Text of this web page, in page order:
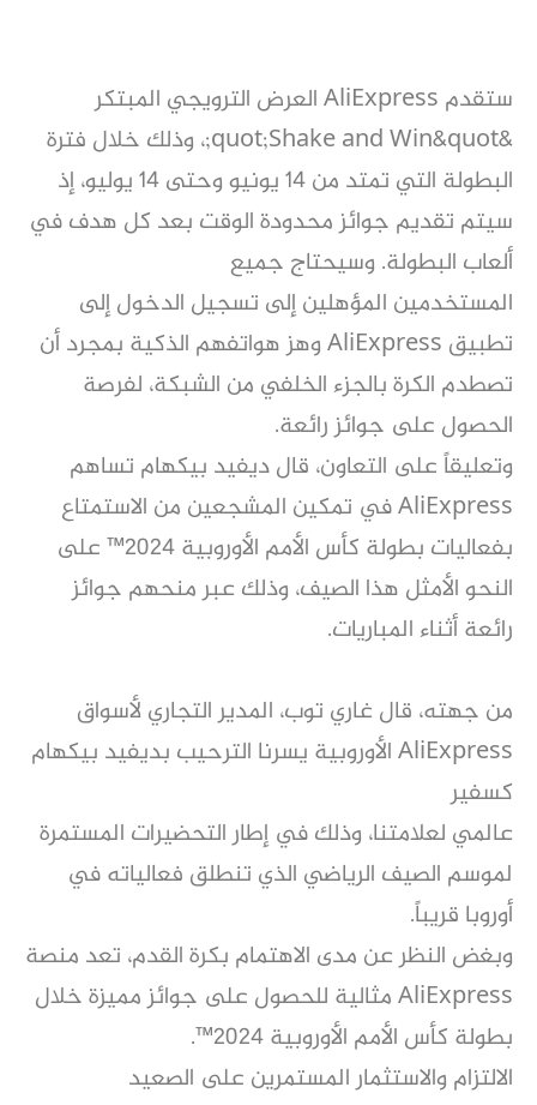
ستقدم AliExpress العرض الترويجي المبتكر
&quot;Shake and Win&quot;، وذلك خلال فترة
البطولة التي تمتد من 14 يونيو
وحتى 14 يوليو، إذ
سيتم تقديم جوائز محدودة الوقت بعد كل هدف في
ألعاب البطولة. وسيحتاج جميع
المستخدمين المؤهلين إلى تسجيل الدخول إلى
تطبيق AliExpress وهز هواتفهم الذكية بمجرد أن
تصطدم الكرة بالجزء الخلفي من الشبكة، لفرصة
الحصول على جوائز رائعة.
وتعليقاً على التعاون، قال ديفيد بيكهام تساهم
AliExpress في تمكين المشجعين من الاستمتاع
بفعاليات بطولة كأس
الأمم الأوروبية 2024™ على
النحو الأمثل هذا الصيف، وذلك عبر منحهم جوائز
رائعة أثناء المباريات.
من جهته، قال غاري توب، المدير التجاري لأسواق
AliExpress الأوروبية يسرنا الترحيب بديفيد بيكهام
كسفير
عالمي لعلامتنا، وذلك في إطار التحضيرات المستمرة
لموسم الصيف الرياضي الذي تنطلق فعالياته في
أوروبا قريباً.
وبغض النظر عن مدى الاهتمام بكرة القدم، تعد منصة
AliExpress مثالية للحصول على جوائز مميزة خلال
بطولة كأس الأمم الأوروبية 2024™.
الالتزام والاستثمار المستمرين على الصعيد